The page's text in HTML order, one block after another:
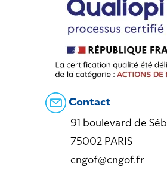
Contact
91 boulevard de
75002 PARIS
cngof@cngof.fr